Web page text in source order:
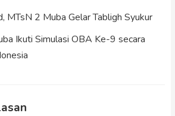
MTsN 2 Muba Gelar Tabligh Syukur
Ikuti Simulasi OBA Ke-9 secara